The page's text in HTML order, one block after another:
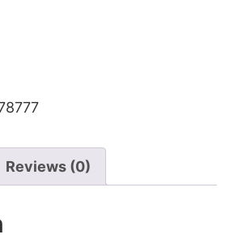
Reviews (0)